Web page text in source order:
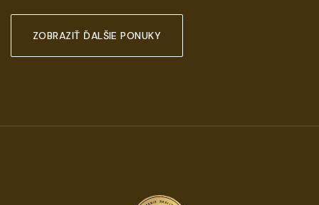
ZOBRAZIŤ ĎALŠIE PONUKY